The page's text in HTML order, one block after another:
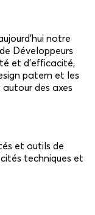
notre
Développeurs
et d’efficacité,
patern et les
autour des axes
et outils de
techniques et